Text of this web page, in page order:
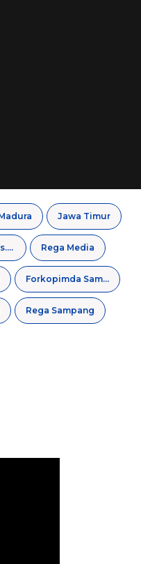
Jawa Timur
regamedianews.com Rega Media
Forkopimda Sampang
Rega Sampang